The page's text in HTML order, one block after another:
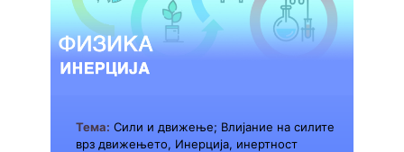
Тема: Сили и движење; Влијание на силите
врз движењето, Инерција, инертност